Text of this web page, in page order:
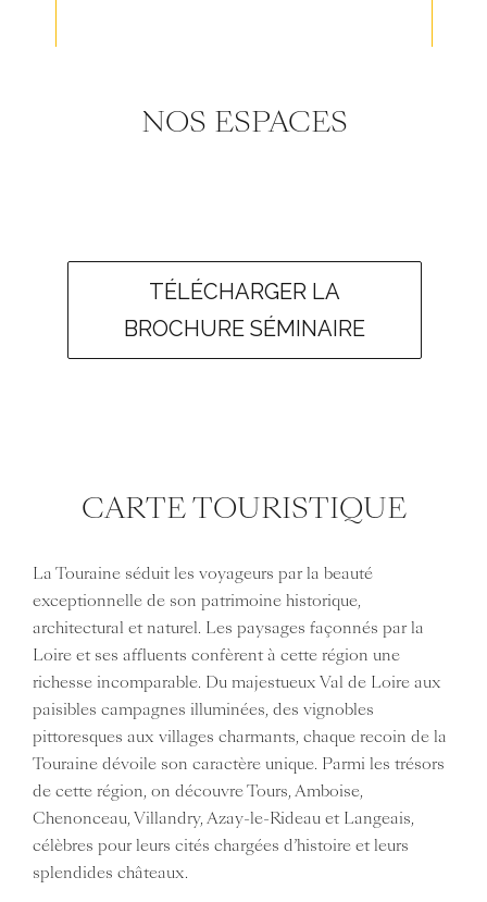
NOS ESPACES
TÉLÉCHARGER LA
BROCHURE SÉMINAIRE
CARTE TOURISTIQUE
La Touraine séduit les voyageurs par la beauté
exceptionnelle de son patrimoine historique,
architectural et naturel. Les paysages façonnés par la
Loire et ses affluents confèrent à cette région une
richesse incomparable. Du majestueux Val de Loire aux
paisibles campagnes illuminées, des vignobles
pittoresques aux villages charmants, chaque recoin de la
Touraine dévoile son caractère unique. Parmi les trésors
de cette région, on découvre Tours, Amboise,
Chenonceau, Villandry, Azay-le-Rideau et Langeais,
célèbres pour leurs cités chargées d’histoire et leurs
splendides châteaux.